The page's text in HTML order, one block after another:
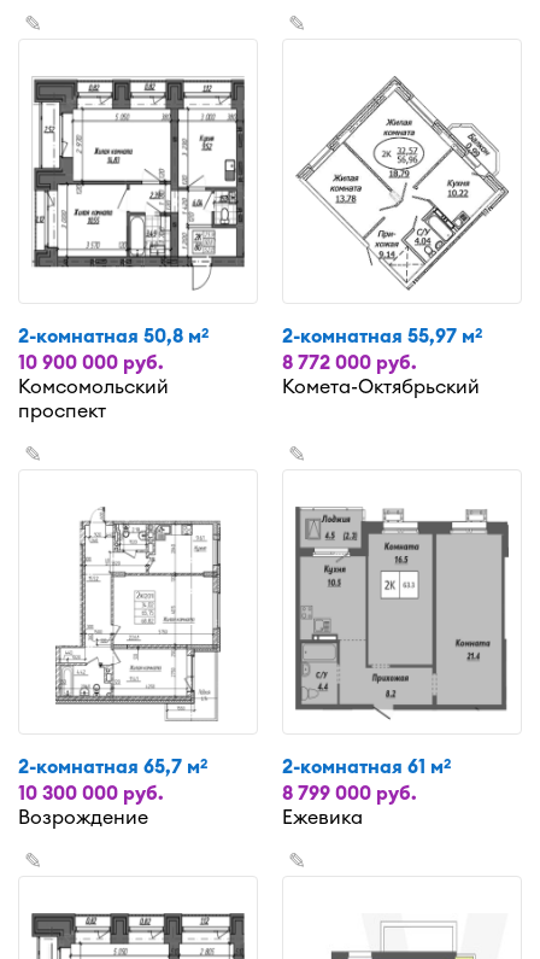
✎
2-комнатная 50,8 м2
10 900 000 руб.
Комсомольский
проспект
✎
2-комнатная 55,97 м2
8 772 000 руб.
Комета-Октябрьский
✎
2-комнатная 65,7 м2
10 300 000 руб.
Возрождение
✎
2-комнатная 61 м2
8 799 000 руб.
Ежевика
✎ ✎